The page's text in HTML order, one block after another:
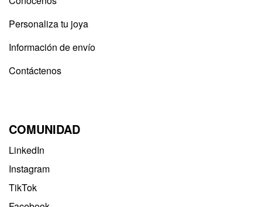
Personaliza tu joya
Información de envío
Contáctenos
COMUNIDAD
LinkedIn
Instagram
TikTok